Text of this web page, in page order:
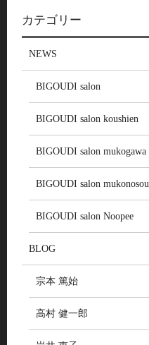
カテゴリー
NEWS
BIGOUDI salon
BIGOUDI salon koushien
BIGOUDI salon mukogawa
BIGOUDI salon mukonosou
BIGOUDI salon Noopee
BLOG
宗本 篤始
高村 健一郎